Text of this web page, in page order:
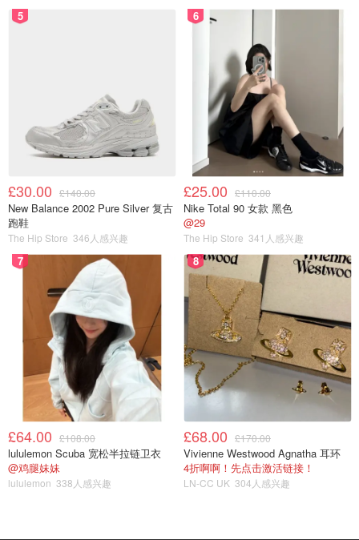
5
£30.00 £140.00
New Balance 2002 Pure Silver 复古
跑鞋
The Hip Store 346人感兴趣
6
£25.00 £110.00
Nike Total 90 女款 黑色
@29
The Hip Store 341人感兴趣
7
£64.00 £108.00
lululemon Scuba 宽松半拉链卫衣
@鸡腿妹妹
lululemon 338人感兴趣
8
£68.00 £170.00
Vivienne Westwood Agnatha 耳环
4折啊啊！先点击激活链接！
LN-CC UK 304人感兴趣